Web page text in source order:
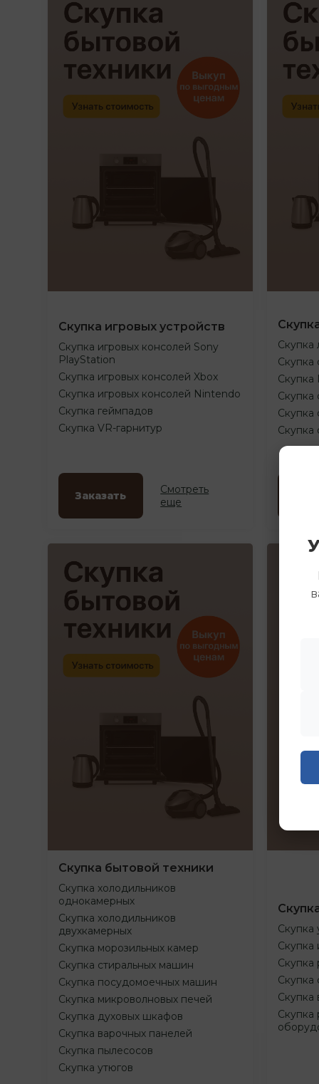
Скупка игровых устройств
Скупка игровых консолей Sony
PlayStation
Скупка игровых консолей Xbox
Скупка игровых консолей Nintendo
Скупка геймпадов
Скупка VR-гарнитур
Заказать
Смотреть
еще
Скупка
Скупка
Скупка
Скупка
Скупка
Скупка бытовой техники
Скупка холодильников
однокамерных
Скупка холодильников
двухкамерных
Скупка морозильных камер
Скупка стиральных машин
Скупка посудомоечных машин
Скупка микроволновых печей
Скупка духовых шкафов
Скупка варочных панелей
Скупка пылесосов
Скупка утюгов
Скупка
Скупка
Скупка
Скупка
Скупка
Скупка